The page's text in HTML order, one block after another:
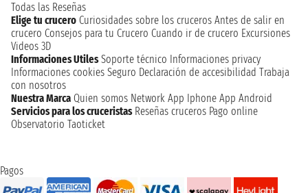
Todas las Reseñas
Elige tu crucero Curiosidades sobre los cruceros Antes de salir en
crucero Consejos para tu Crucero Cuando ir de crucero Excursiones
Videos 3D
Informaciones Utiles Soporte técnico Informaciones privacy
Informaciones cookies Seguro Declaración de accesibilidad Trabaja
con nosotros
Nuestra Marca Quien somos Network App Iphone App Android
Servicios para los cruceristas Reseñas cruceros Pago online
Observatorio Taoticket
Pagos